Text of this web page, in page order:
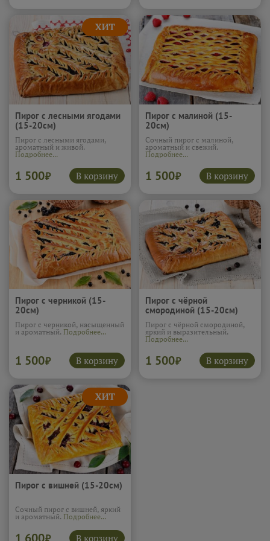
вкусного.Подробнее...
Пирог с лесными ягодами
(15-20см)
Пирог с лесными ягодами,
ароматный и живой.
Подробнее...
1 500₽ В корзину
Пирог с малиной (15-
20см)
Сочный пирог с малиной,
ароматный и свежий.
Подробнее...
1 500₽ В корзину
Пирог с черникой (15-
20см)
Пирог с черникой, насыщенный
и ароматный. Подробнее...
1 500₽ В корзину
Пирог с чёрной
смородиной (15-20см)
Пирог с чёрной смородиной,
яркий и выразительный.
Подробнее...
1 500₽ В корзину
Пирог с вишней (15-20см)
Сочный пирог с вишней, яркий
и ароматный. Подробнее...
₽ В корзину